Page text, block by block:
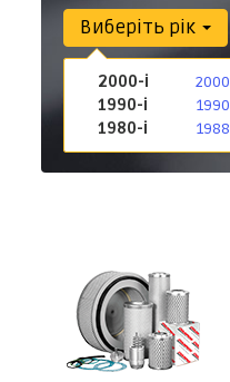
Виберіть рік
2000-і 2000
1990-і
1990
1980-і
1988